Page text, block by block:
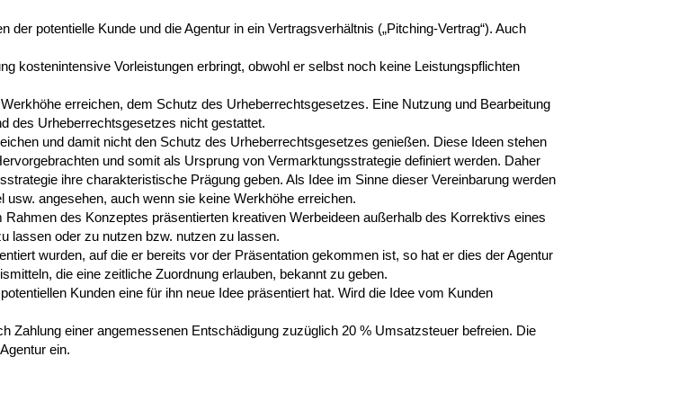
potentielle Kunde und die Agentur in ein Vertragsverhältnis („Pitching-Vertrag“). Auch
kostenintensive Vorleistungen erbringt, obwohl er selbst noch keine Leistungspflichten
erreichen, dem Schutz des Urheberrechtsgesetzes. Eine Nutzung und Bearbeitung
des Urheberrechtsgesetzes nicht gestattet.
und damit nicht den Schutz des Urheberrechtsgesetzes genießen. Diese Ideen stehen
und somit als Ursprung von Vermarktungsstrategie definiert werden. Daher
ihre charakteristische Prägung geben. Als Idee im Sinne dieser Vereinbarung werden
angesehen, auch wenn sie keine Werkhöhe erreichen.
des Konzeptes präsentierten kreativen Werbeideen außerhalb des Korrektivs eines
lassen oder zu nutzen bzw. nutzen zu lassen.
wurden, auf die er bereits vor der Präsentation gekommen ist, so hat er dies der Agentur
die eine zeitliche Zuordnung erlauben, bekannt zu geben.
Kunden eine für ihn neue Idee präsentiert hat. Wird die Idee vom Kunden
Zahlung einer angemessenen Entschädigung zuzüglich 20 % Umsatzsteuer befreien. Die
ein.